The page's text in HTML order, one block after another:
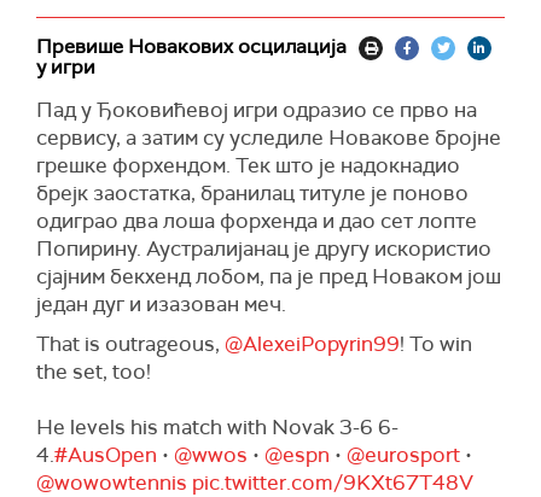
Превише Новакових осцилација
у игри
Пад у Ђоковићевој игри одразио се прво на
сервису, а затим су уследиле Новакове бројне
грешке форхендом. Тек што је надокнадио
брејк заостатка, бранилац титуле је поново
одиграо два лоша форхенда и дао сет лопте
Попирину. Аустралијанац је другу искористио
сјајним бекхенд лобом, па је пред Новаком још
један дуг и изазован меч.
That is outrageous, @AlexeiPopyrin99! To win
the set, too!
He levels his match with Novak 3-6 6-
4.#AusOpen • @wwos • @espn • @eurosport •
@wowowtennis pic.twitter.com/9KXt67T48V